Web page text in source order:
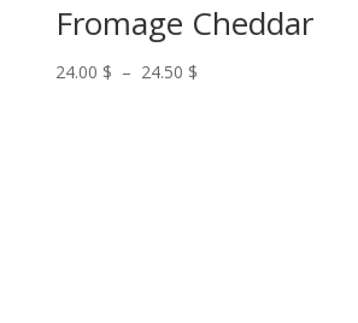
Fromage Cheddar
24.00 $ – 24.50 $